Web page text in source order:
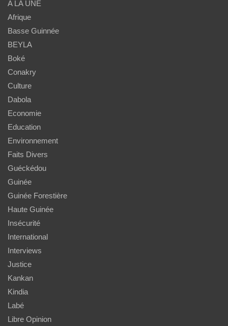
A LA UNE
Afrique
Basse Guinnée
BEYLA
Boké
Conakry
Culture
Dabola
Economie
Education
Environnement
Faits Divers
Guéckédou
Guinée
Guinée Forestière
Haute Guinée
Insécurité
International
Interviews
Justice
Kankan
Kindia
Labé
Libre Opinion